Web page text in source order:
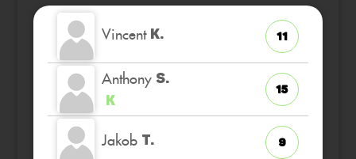
Vincent K. 11
Anthony S.
K
15
Jakob T. 9